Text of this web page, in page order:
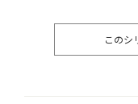
このシ